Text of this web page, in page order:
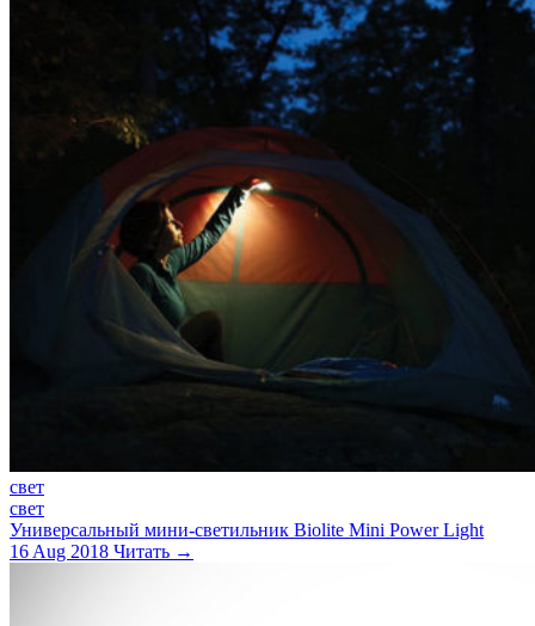
свет
свет
Универсальный мини-светильник Biolite Mini Power Light
16 Aug 2018 Читать →